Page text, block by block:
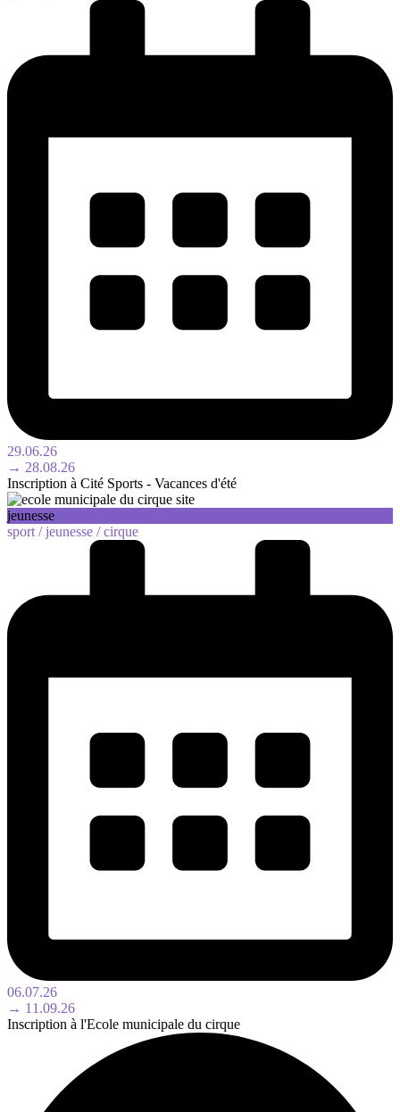
29.06.26
→ 28.08.26
Inscription à Cité Sports - Vacances d'été
jeunesse
sport /jeunesse /cirque
06.07.26
→ 11.09.26
Inscription à l'Ecole municipale du cirque